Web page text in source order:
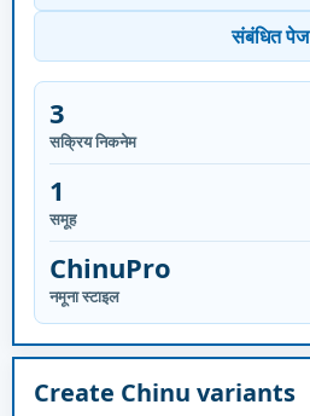
संबंधित पेज
3
सक्रिय निकनेम
1
समूह
ChinuPro
नमूना स्टाइल
Create Chinu variants